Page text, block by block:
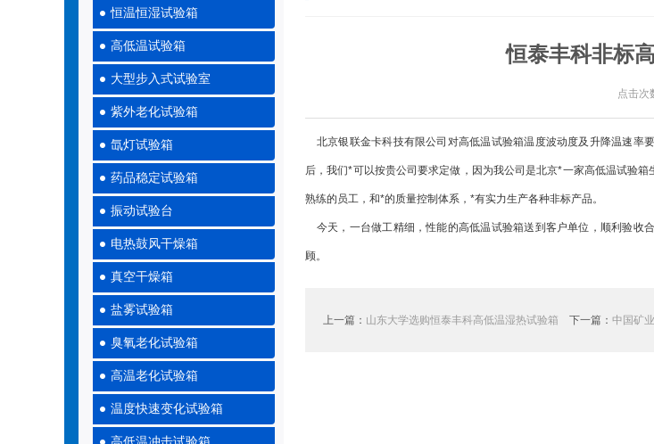
恒温恒湿试验箱
高低温试验箱
大型步入式试验室
紫外老化试验箱
氙灯试验箱
药品稳定试验箱
振动试验台
电热鼓风干燥箱
真空干燥箱
盐雾试验箱
臭氧老化试验箱
高温老化试验箱
温度快速变化试验箱
恒泰丰科非标
点击次
北京银联金卡科技有限公司对高低温试验箱温度波动度及升降温速率
后，我们*可以按贵公司要求定做，因为我公司是北京*一家高低温试验
熟练的员工，和*的质量控制体系，*有实力生产各种非标产品。
今天，一台做工精细，性能的高低温试验箱送到客户单位，顺利验收
顾。
上一篇： 山东大学选购恒泰丰科高低温湿热试验箱 下一篇： 中国矿